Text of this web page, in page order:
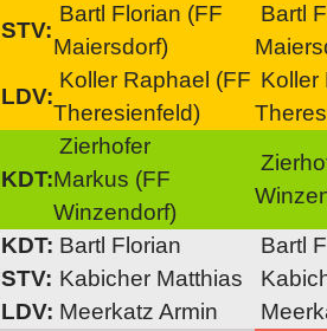
STV:
Bartl Florian (FF
Maiersdorf)
Bartl
LDV:
Koller Raphael (FF
Theresienfeld)
Koller
KDT:
Zierhofer
Markus (FF
Winzendorf)
KDT: Bartl Florian
Bartl
STV: Kabicher Matthias
LDV: Meerkatz Armin